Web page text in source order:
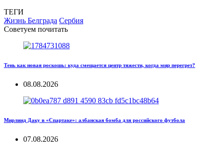
ТЕГИ
Жизнь Белграда Сербия
Советуем почитать
Тень как новая роскошь: куда смещается центр тяжести, когда мир перегрет?
08.08.2026
Мирлинд Даку в «Спартаке»: албанская бомба для российского футбола
07.08.2026